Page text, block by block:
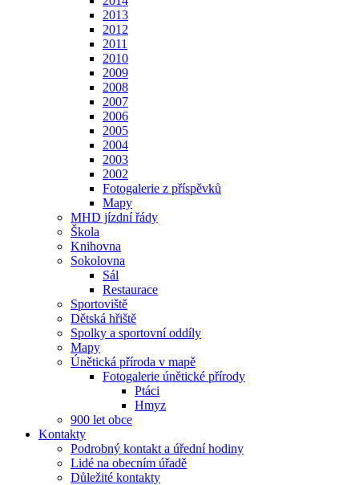
2013
2012
2011
2010
2009
2008
2007
2006
2005
2004
2003
2002
Fotogalerie z příspěvků
Mapy
MHD jízdní řády
Škola
Knihovna
Sokolovna
Sál
Restaurace
Sportoviště
Dětská hřiště
Spolky a sportovní oddíly
Mapy
Únětická příroda v mapě
Fotogalerie únětické přírody
Ptáci
Hmyz
900 let obce
Kontakty
Podrobný kontakt a úřední hodiny
Lidé na obecním úřadě
Důležité kontakty